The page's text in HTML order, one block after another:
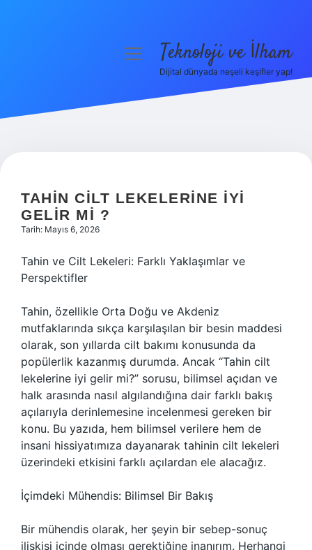
Hakkımızda
menüyüTeknoloji ve İlham
Dijital dünyada neşeli keşifler yap!
TAHIN CILT LEKELERINE IYI
GELIR MI ?
Tarih: Mayıs 6, 2026
Tahin ve Cilt Lekeleri: Farklı Yaklaşımlar ve
Perspektifler
Tahin, özellikle Orta Doğu ve Akdeniz
mutfaklarında sıkça karşılaşılan bir besin maddesi
olarak, son yıllarda cilt bakımı konusunda da
popülerlik kazanmış durumda. Ancak “Tahin cilt
lekelerine iyi gelir mi?” sorusu, bilimsel açıdan ve
halk arasında nasıl algılandığına dair farklı bakış
açılarıyla derinlemesine incelenmesi gereken bir
konu. Bu yazıda, hem bilimsel verilere hem de
insani hissiyatımıza dayanarak tahinin cilt lekeleri
üzerindeki etkisini farklı açılardan ele alacağız.
İçimdeki Mühendis: Bilimsel Bir Bakış
Bir mühendis olarak, her şeyin bir sebep-sonuç
ilişkisi içinde olması gerektiğine inanırım. Herhangi